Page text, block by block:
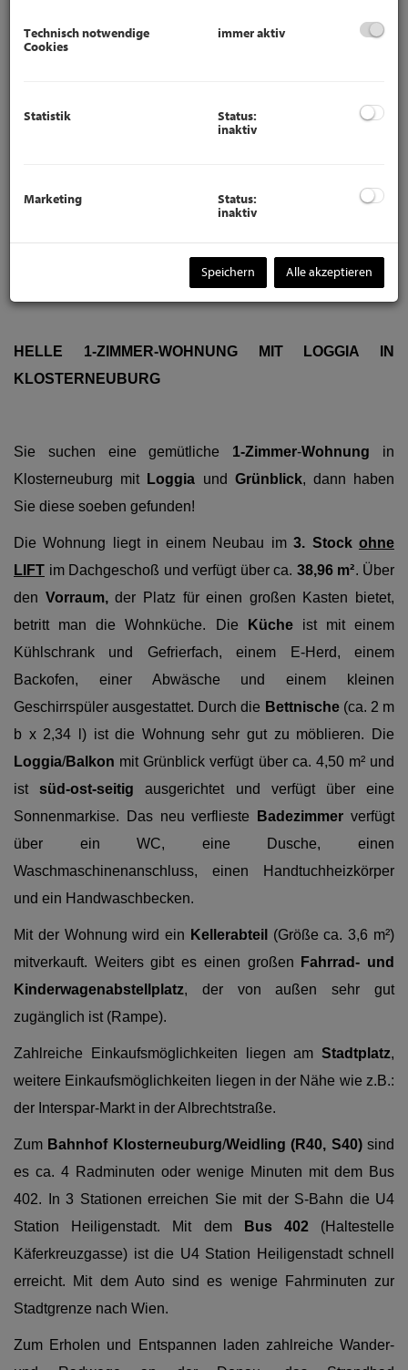
https://www.viason.at/wohnungsvideo-viason-immobilien-
ENGLISH
HELLE 1-ZIMMER-WOHNUNG MIT LOGGIA IN
KLOSTERNEUBURG
Sie suchen eine gemütliche 1-Zimmer-Wohnung in
Klosterneuburg mit Loggia und Grünblick, dann haben
Sie diese soeben gefunden!
Die Wohnung liegt in einem Neubau im3. Stockohne
LIFT im Dachgeschoß und verfügt über ca. 38,96 m². Über
den Vorraum,der Platz für einen großen Kasten bietet,
betritt man die Wohnküche. Die
Kücheist mit einem
Kühlschrank und Gefrierfach, einem E-Herd, einem
Backofen, einer Abwäsche und einem kleinen
Geschirrspüler ausgestattet. Durch die Bettnische(ca. 2 m
b x 2,34 l) ist die Wohnung sehr gut zu möblieren. Die
Loggia/Balkon mit Grünblick verfügt über ca. 4,50 m² und
istsüd-ost-seitig ausgerichtet und verfügt über eine
Sonnenmarkise. Das neu verflieste
Badezimmer verfügt
über ein WC, eine Dusche, einen
Waschmaschinenanschluss, einen Handtuchheizkörper
und ein Handwaschbecken.
Mit der Wohnung wird ein Kellerabteil
(Größe ca. 3,6 m²)
mitverkauft. Weiters gibt es einen großen
Fahrrad- und
Kinderwagenabstellplatz, der von außen sehr gut
zugänglich ist (Rampe).
Zahlreiche Einkaufsmöglichkeiten liegen am Stadtplatz,
weitere Einkaufsmöglichkeiten liegen in der Nähe wie z.B.:
der Interspar-Markt in der Albrechtstraße.
Zum Bahnhof Klosterneuburg/Weidling (R40, S40)sind
es ca. 4 Radminuten oder wenige Minuten mit dem Bus
402. In 3 Stationen erreichen Sie mit der S-Bahn die U4
Station Heiligenstadt. Mit dem
Bus 402(Haltestelle
Käferkreuzgasse) ist die U4 Station Heiligenstadt schnell
erreicht. Mit dem Auto sind es wenige Fahrminuten zur
Stadtgrenze nach Wien.
Zum Erholen und Entspannen laden zahlreiche Wander-
Technisch notwendige
Cookies
immer aktiv
Statistik
Status:
inaktiv
Marketing
Status:
inaktiv
Speichern Alle akzeptieren